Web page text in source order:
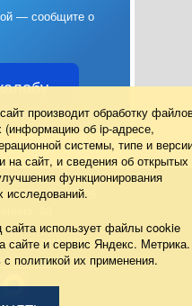
— сообщите о
2013–2026
(4832) 41-13-10
виде
производит обработку
(информацию об ip-адресе,
системы, типе и
на сайт, и сведения об открытых
функционирования
исследований.
использует файлы cookie
и сервис Яндекс. Метрика.
политикой их применения.